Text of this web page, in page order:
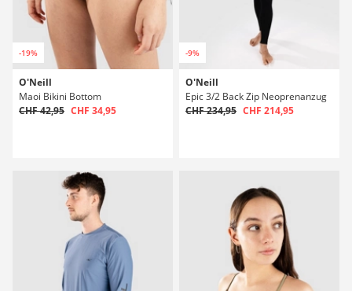
-19%
O'Neill
Maoi Bikini Bottom
CHF 42,95 CHF 34,95
-9%
O'Neill
Epic 3/2 Back Zip Neoprenanzug
CHF 234,95 CHF 214,95